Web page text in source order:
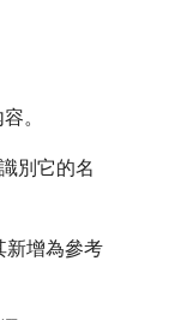
。
別它的名
新增為參考